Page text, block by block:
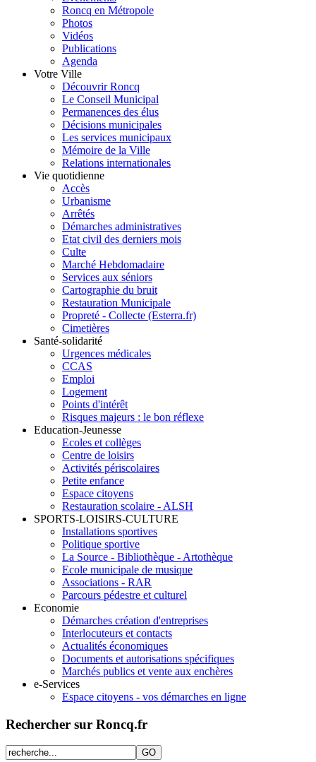
Roncq en Métropole
Photos
Vidéos
Publications
Agenda
Votre Ville
Découvrir Roncq
Le Conseil Municipal
Permanences des élus
Décisions municipales
Les services municipaux
Mémoire de la Ville
Relations internationales
Vie quotidienne
Accès
Urbanisme
Arrêtés
Démarches administratives
Etat civil des derniers mois
Culte
Marché Hebdomadaire
Services aux séniors
Cartographie du bruit
Restauration Municipale
Propreté - Collecte (Esterra.fr)
Cimetières
Santé-solidarité
Urgences médicales
CCAS
Emploi
Logement
Points d'intérêt
Risques majeurs : le bon réflexe
Education-Jeunesse
Ecoles et collèges
Centre de loisirs
Activités périscolaires
Petite enfance
Espace citoyens
Restauration scolaire - ALSH
SPORTS-LOISIRS-CULTURE
Installations sportives
Politique sportive
La Source - Bibliothèque - Artothèque
Ecole municipale de musique
Associations - RAR
Parcours pédestre et culturel
Economie
Démarches création d'entreprises
Interlocuteurs et contacts
Actualités économiques
Documents et autorisations spécifiques
Marchés publics et vente aux enchères
e-Services
Espace citoyens - vos démarches en ligne
Rechercher sur Roncq.fr